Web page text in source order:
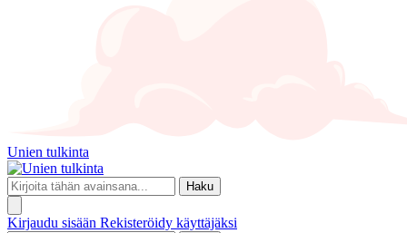
Unien tulkinta
Haku
Kirjaudu sisään Rekisteröidy käyttäjäksi